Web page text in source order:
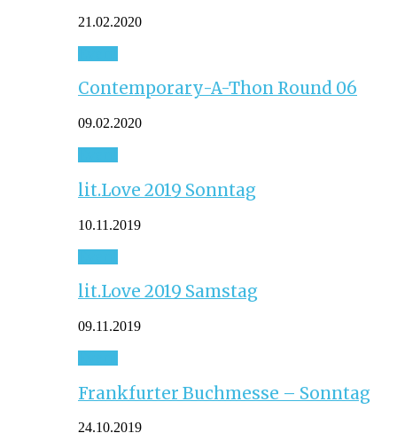
21.02.2020
Contemporary-A-Thon Round 06
09.02.2020
lit.Love 2019 Sonntag
10.11.2019
lit.Love 2019 Samstag
09.11.2019
Frankfurter Buchmesse – Sonntag
24.10.2019